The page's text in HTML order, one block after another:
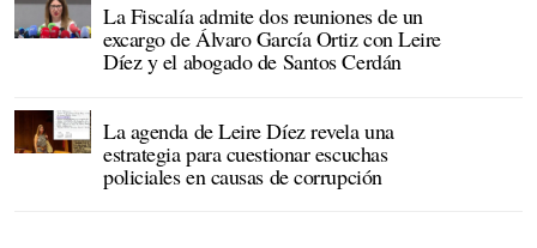
La Fiscalía admite dos reuniones de un
excargo de Álvaro García Ortiz con Leire
Díez y el abogado de Santos Cerdán
La agenda de Leire Díez revela una
estrategia para cuestionar escuchas
policiales en causas de corrupción